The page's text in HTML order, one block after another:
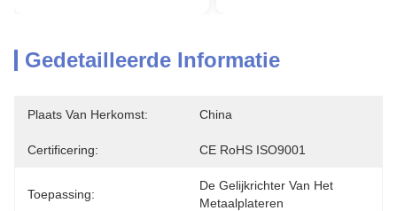
Gedetailleerde Informatie
Plaats Van Herkomst: China
Certificering: CE RoHS ISO9001
Toepassing:
De Gelijkrichter Van Het
Metaalplateren